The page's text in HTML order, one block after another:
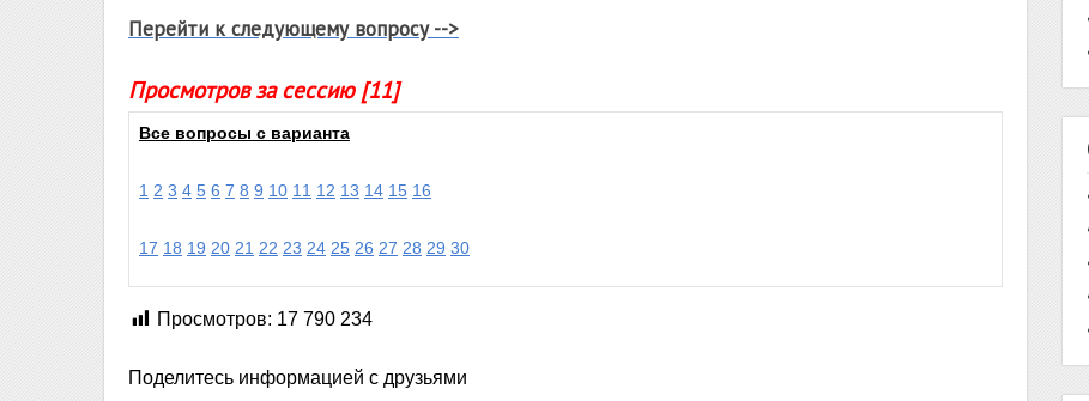
Перейти к следующему вопросу -->
Просмотров за сессию [11]
Все вопросы с варианта
1 2 3 4 5 6 7 8 9 10 11 12 13 14 15 16
17 18 19 20 21 22 23 24 25 26 27 28 29 30
Просмотров: 17 790 234
Поделитесь информацией с друзьями